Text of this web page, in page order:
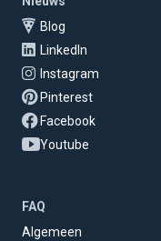
Blog
LinkedIn
Instagram
Pinterest
Facebook
Youtube
FAQ
Algemeen